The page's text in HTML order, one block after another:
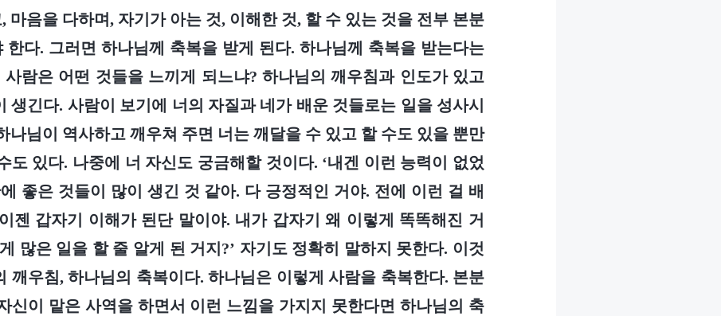
마음을 다하며, 자기가 아는 것, 이해한 것, 할 수 있는 것을 전부 본분
한다. 그러면 하나님께 축복을 받게 된다. 하나님께 축복을 받는다는
사람은 어떤 것들을 느끼게 되느냐? 하나님의 깨우침과 인도가 있고
생긴다. 사람이 보기에 너의 자질과 네가 배운 것들로는 일을 성사시
나님이 역사하고 깨우쳐 주면 너는 깨달을 수 있고 할 수도 있을 뿐만
도 있다. 나중에 너 자신도 궁금해할 것이다. ‘내겐 이런 능력이 없었
좋은 것들이 많이 생긴 것 같아. 다 긍정적인 거야. 전에 이런 걸 배
젠 갑자기 이해가 된단 말이야. 내가 갑자기 왜 이렇게 똑똑해진 거
많은 일을 할 줄 알게 된 거지?’ 자기도 정확히 말하지 못한다. 이것
깨우침, 하나님의 축복이다. 하나님은 이렇게 사람을 축복한다. 본분
신이 맡은 사역을 하면서 이런 느낌을 가지지 못한다면 하나님의 축